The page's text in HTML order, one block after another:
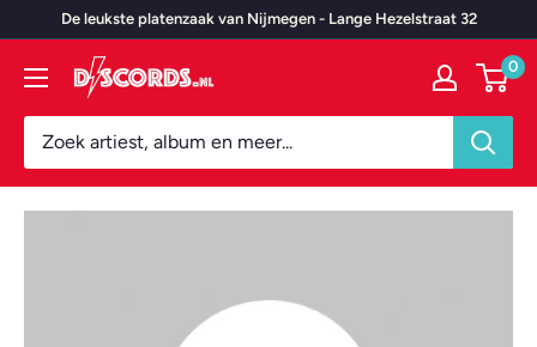
content
De leukste platenzaak van Nijmegen - Lange Hezelstraat 32
Discords.nl 0